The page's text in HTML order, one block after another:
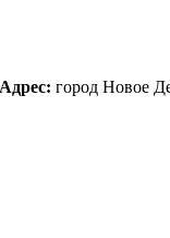
Адрес: город Новое